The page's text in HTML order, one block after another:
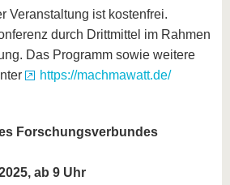
Veranstaltung ist kostenfrei.
durch Drittmittel im Rahmen
Das Programm sowie weitere
https://machmawatt.de/
Forschungsverbundes
ab 9 Uhr